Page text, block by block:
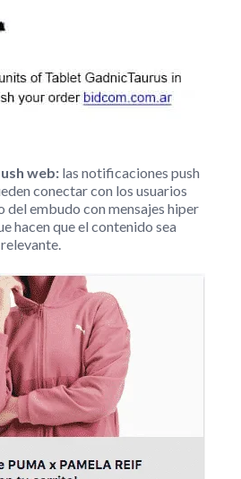
web: las notificaciones push
conectar con los usuarios
del embudo con mensajes hiper
hacen que el contenido sea